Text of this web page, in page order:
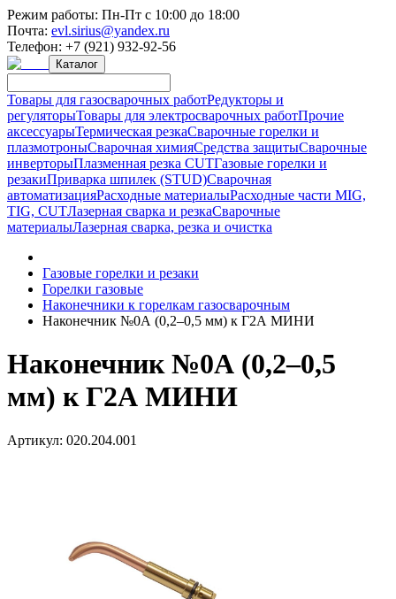
Режим работы: Пн-Пт с 10:00 до 18:00
Почта: evl.sirius@yandex.ru
Телефон: +7 (921) 932-92-56
Каталог
Товары для газосварочных работРедукторы и
регуляторыТовары для электросварочных работПрочие
аксессуарыТермическая резкаСварочные горелки и
плазмотроныСварочная химияСредства защитыСварочные
инверторыПлазменная резка CUTГазовые горелки и
резакиПриварка шпилек (STUD)Сварочная
автоматизацияРасходные материалыРасходные части MIG,
TIG, CUTЛазерная сварка и резкаСварочные
материалыЛазерная сварка, резка и очистка
Газовые горелки и резаки
Горелки газовые
Наконечники к горелкам газосварочным
Наконечник №0А (0,2–0,5 мм) к Г2А МИНИ
Наконечник №0А (0,2–0,5
мм) к Г2А МИНИ
Артикул: 020.204.001